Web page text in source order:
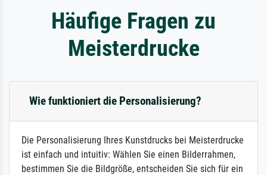
Häufige Fragen zu
Meisterdrucke
Wie funktioniert die Personalisierung?
Die Personalisierung Ihres Kunstdrucks bei Meisterdrucke
ist einfach und intuitiv: Wählen Sie einen Bilderrahmen,
bestimmen Sie die Bildgröße, entscheiden Sie sich für ein